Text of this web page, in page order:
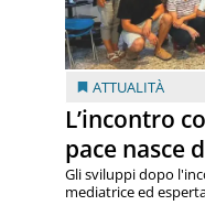
ATTUALITÀ
L’incontro
pace nasce
Gli sviluppi dopo
mediatrice ed